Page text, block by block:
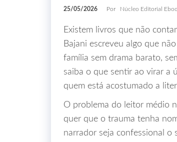
25/05/2026 Por Núcleo Editorial
Existem livros que não
Bajani escreveu algo que
família sem drama barato,
saiba o que sentir ao virar a
quem está acostumado a
O problema do leitor médio
quer que o trauma tenha
narrador seja confessional o